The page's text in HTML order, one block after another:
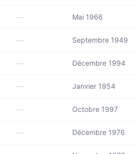
— Mai 1966
— Septembre 1949
— Décembre 1994
— Janvier 1954
— Octobre 1997
— Décembre 1976